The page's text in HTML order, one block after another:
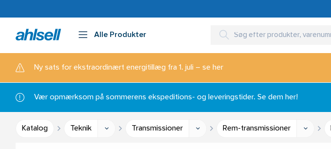
Alle Produkter
Ny sats for ekstraordinært energitillæg fra 1. juli – se her
Vær opmærksom på sommerens ekspeditions- og leveringstider. Se dem her!
Katalog Teknik Transmissioner Rem-transmissioner